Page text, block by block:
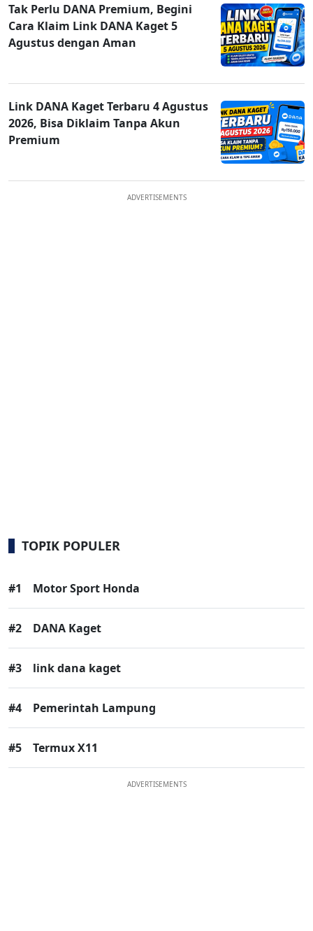
Tak Perlu DANA Premium, Begini
Cara Klaim Link DANA Kaget 5
Agustus dengan Aman
Link DANA Kaget Terbaru 4 Agustus
2026, Bisa Diklaim Tanpa Akun
Premium
ADVERTISEMENTS
TOPIK POPULER
#1 Motor Sport Honda
#2 DANA Kaget
#3 link dana kaget
#4 Pemerintah Lampung
#5 Termux X11
ADVERTISEMENTS